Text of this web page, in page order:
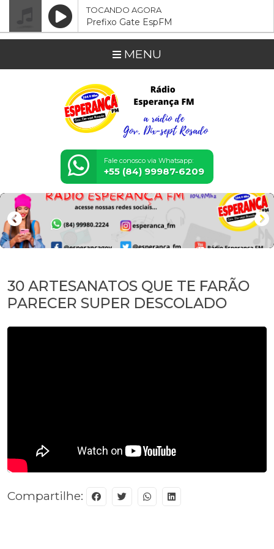
TOCANDO AGORA
Prefixo Gate EspFM
MENU
Fale conosco via Whatsapp:
+55 (84) 99987-6209
30 ARTESANATOS QUE TE FARÃO
PARECER SUPER DESCOLADO
Compartilhe: